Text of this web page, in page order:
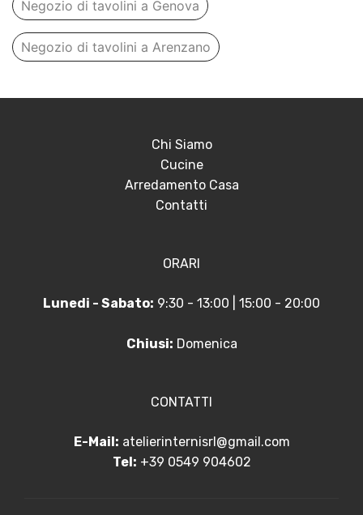
Negozio di tavolini a Genova
Negozio di tavolini a Arenzano
Chi Siamo
Cucine
Arredamento Casa
Contatti
ORARI
Lunedi - Sabato: 9:30 - 13:00 | 15:00 - 20:00
Chiusi: Domenica
CONTATTI
E-Mail: atelierinternisrl@gmail.com
Tel: +39 0549 904602